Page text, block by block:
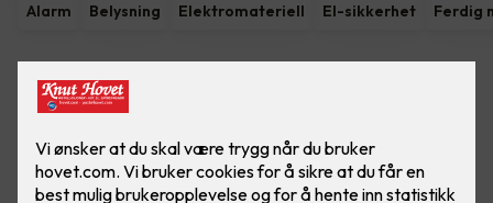
Alarm Belysning Elektromateriell El-sikkerhet Ferdig
Vis flerefiltre